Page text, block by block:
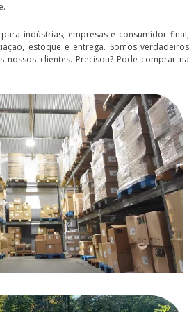
indústrias, empresas e consumidor final,
estoque e entrega. Somos verdadeiros
clientes. Precisou? Pode comprar na